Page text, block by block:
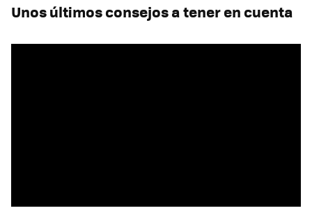
Unos últimos consejos a tener en cuenta